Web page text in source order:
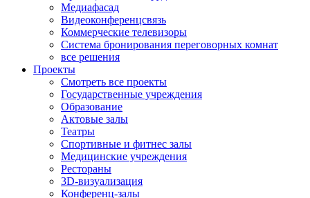
Медиафасад
Видеоконференцсвязь
Коммерческие телевизоры
Система бронирования переговорных комнат
все решения
Проекты
Смотреть все проекты
Государственные учреждения
Образование
Актовые залы
Театры
Спортивные и фитнес залы
Медицинские учреждения
Рестораны
3D-визуализация
Конференц-залы